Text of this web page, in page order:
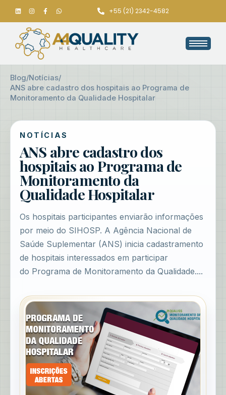
+55 (21) 2342-4582
Blog/Notícias/
ANS abre cadastro dos hospitais ao Programa de
Monitoramento da Qualidade Hospitalar
NOTÍCIAS
ANS abre cadastro dos
hospitais ao Programa de
Monitoramento da
Qualidade Hospitalar
Os hospitais participantes enviarão informações
por meio do SIHOSP. A Agência Nacional de
Saúde Suplementar (ANS) inicia cadastramento
de hospitais interessados em participar
do Programa de Monitoramento da Qualidade....